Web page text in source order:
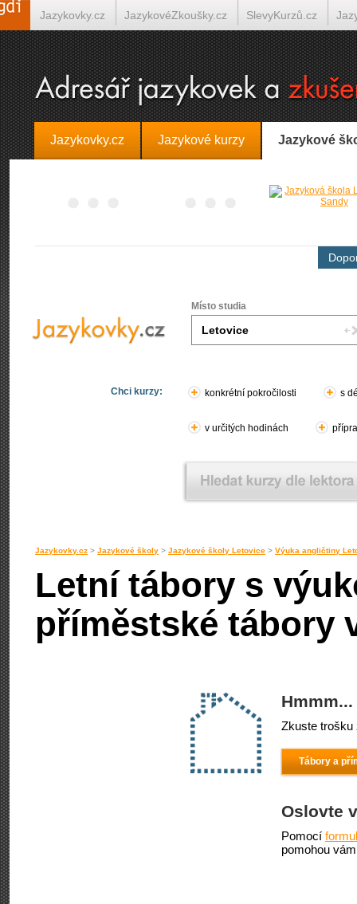
Jazykovky.cz Jazykové kurzy Jazykové
Místo studia
Chci kurzy: konkrétní pokročilosti s
v určitých hodinách
Jazykovky.cz > Jazykové školy > Jazykové školy Letovice > Výuka angličtiny
Letní tábory s
příměstské tábory
Zkuste trošku
Tábory a
Oslovte
Pomocí
pomohou
Jazykovky.cz JazykovéZkoušky.cz SlevyKurzů.cz
Španělština on-line Italština on-line Tlumočení-